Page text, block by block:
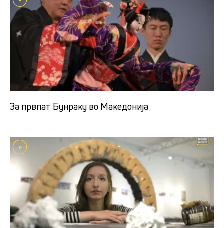
За првпат Бунраку во Македонија